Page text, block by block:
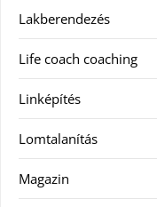
Lakberendezés
Life coach coaching
Linképítés
Lomtalanítás
Magazin